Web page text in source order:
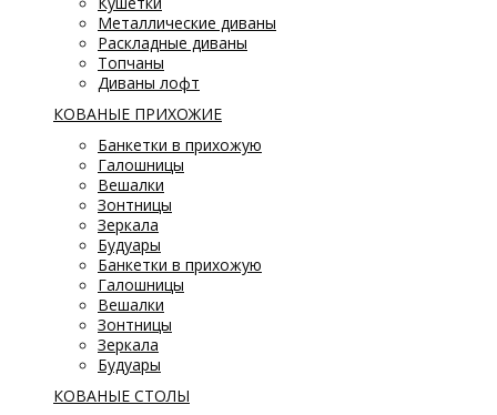
Металлические диваны
Раскладные диваны
Топчаны
Диваны лофт
КОВАНЫЕ ПРИХОЖИЕ
Банкетки в прихожую
Галошницы
Вешалки
Зонтницы
Зеркала
Будуары
Банкетки в прихожую
Галошницы
Вешалки
Зонтницы
Зеркала
Будуары
КОВАНЫЕ СТОЛЫ